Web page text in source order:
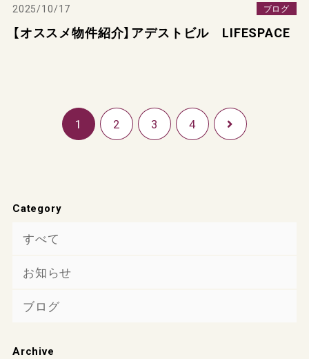
2025/10/17 ブログ
【オススメ物件紹介】アデストビル LIFESPACE
1 2 3 4
Category
すべて
お知らせ
ブログ
Archive